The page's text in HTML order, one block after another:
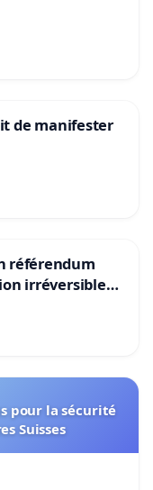
de manifester
référendum
irréversible
pour la sécurité
Suisses